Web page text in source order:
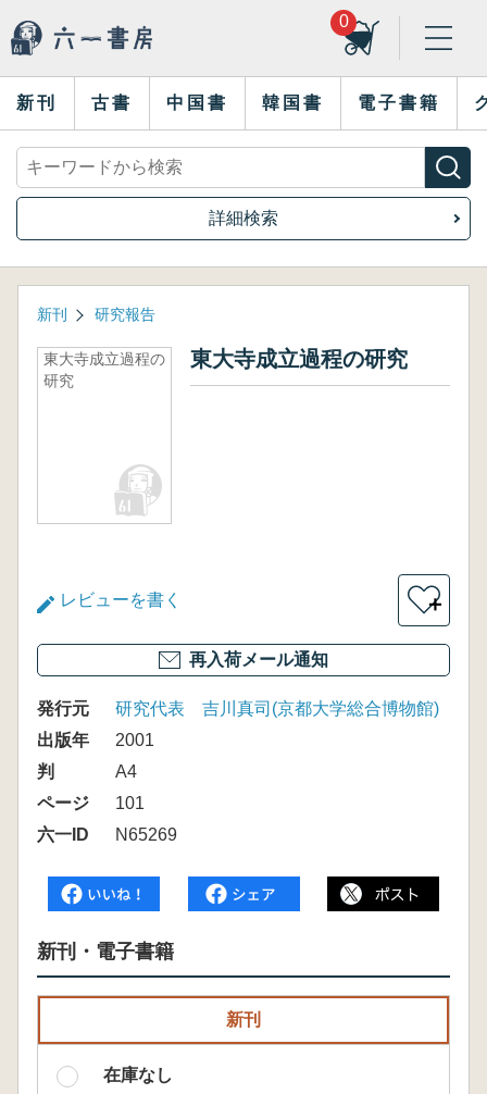
0
新刊 古書 中国書 韓国書 電子書籍
詳細検索
新刊 研究報告
東大寺成立過程の
研究
東大寺成立過程の研究
レビューを書く ＋
再入荷メール通知
発行元
研究代表 吉川真司(京都大学総合博物館)
出版年
2001
判
A4
ページ
101
六一ID
N65269
新刊・電子書籍
新刊
在庫なし